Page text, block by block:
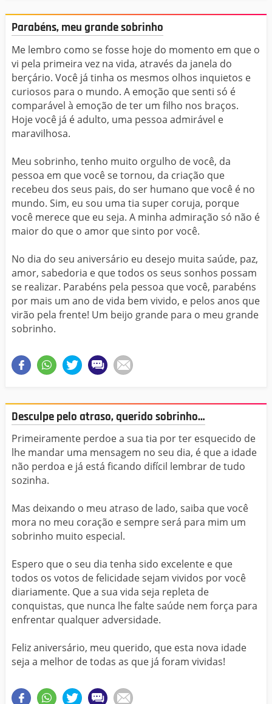
Parabéns, meu grande sobrinho
Me lembro como se fosse hoje do momento em que o
vi pela primeira vez na vida, através da janela do
berçário. Você já tinha os mesmos olhos inquietos e
curiosos para o mundo. A emoção que senti só é
comparável à emoção de ter um filho nos braços.
Hoje você já é adulto, uma pessoa admirável e
maravilhosa.
Meu sobrinho, tenho muito orgulho de você, da
pessoa em que você se tornou, da criação que
recebeu dos seus pais, do ser humano que você é no
mundo. Sim, eu sou uma tia super coruja, porque
você merece que eu seja. A minha admiração só não é
maior do que o amor que sinto por você.
No dia do seu aniversário eu desejo muita saúde, paz,
amor, sabedoria e que todos os seus sonhos possam
se realizar. Parabéns pela pessoa que você, parabéns
por mais um ano de vida bem vivido, e pelos anos que
virão pela frente! Um beijo grande para o meu grande
sobrinho.
Desculpe pelo atraso, querido sobrinho…
Primeiramente perdoe a sua tia por ter esquecido de
lhe mandar uma mensagem no seu dia, é que a idade
não perdoa e já está ficando difícil lembrar de tudo
sozinha.
Mas deixando o meu atraso de lado, saiba que você
mora no meu coração e sempre será para mim um
sobrinho muito especial.
Espero que o seu dia tenha sido excelente e que
todos os votos de felicidade sejam vividos por você
diariamente. Que a sua vida seja repleta de
conquistas, que nunca lhe falte saúde nem força para
enfrentar qualquer adversidade.
Feliz aniversário, meu querido, que esta nova idade
seja a melhor de todas as que já foram vividas!